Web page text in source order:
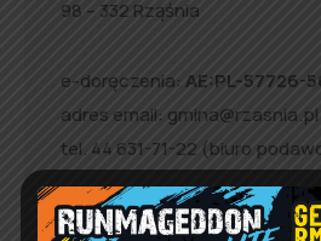
98 – 332 Rząśnia
e-doręczenia: AE:PL-57726-
adres email: gmina@rzasnia.pl
tel. 44 631-71-22 (biuro
Godziny otwarcia Urzędu: